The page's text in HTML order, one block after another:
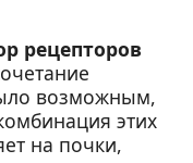
рецепторов
возможным,
этих
на почки,